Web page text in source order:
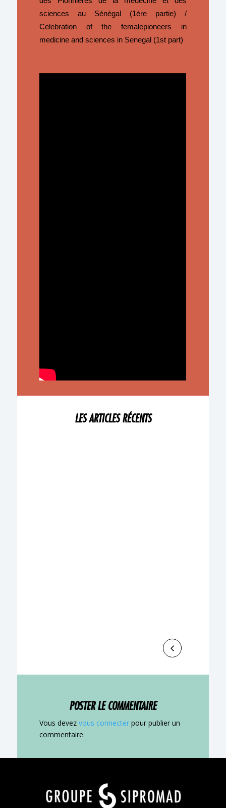
sciences au Sénégal (1ère partie) /
Celebration of the femalepioneers in
medicine and sciences in Senegal (1st part)
LES ARTICLES RÉCENTS
POSTER LE COMMENTAIRE
Vous devezvous connecter pour publier un
commentaire.
qsdqsdYour content goes here